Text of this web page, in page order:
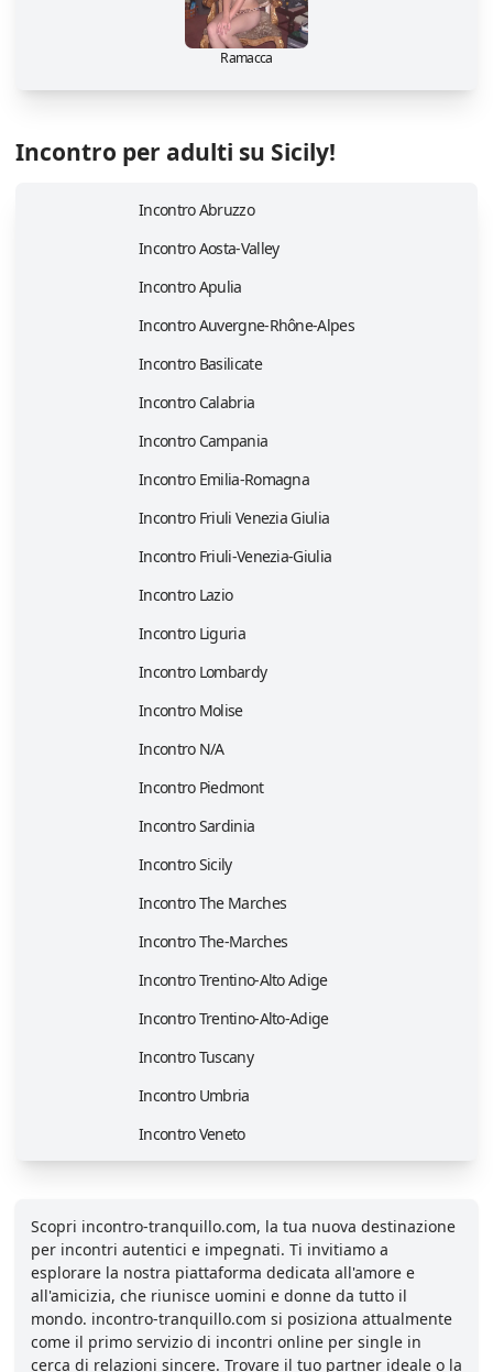
Ramacca
Incontro per adulti su Sicily!
Incontro Abruzzo
Incontro Aosta-Valley
Incontro Apulia
Incontro Auvergne-Rhône-Alpes
Incontro Basilicate
Incontro Calabria
Incontro Campania
Incontro Emilia-Romagna
Incontro Friuli Venezia Giulia
Incontro Friuli-Venezia-Giulia
Incontro Lazio
Incontro Liguria
Incontro Lombardy
Incontro Molise
Incontro N/A
Incontro Piedmont
Incontro Sardinia
Incontro Sicily
Incontro The Marches
Incontro The-Marches
Incontro Trentino-Alto Adige
Incontro Trentino-Alto-Adige
Incontro Tuscany
Incontro Umbria
Incontro Veneto
Scopri incontro-tranquillo.com, la tua nuova destinazione
per incontri autentici e impegnati. Ti invitiamo a
esplorare la nostra piattaforma dedicata all'amore e
all'amicizia, che riunisce uomini e donne da tutto il
mondo. incontro-tranquillo.com si posiziona attualmente
come il primo servizio di incontri online per single in
cerca di relazioni sincere. Trovare il tuo partner ideale o la